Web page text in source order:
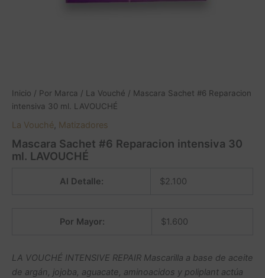
Inicio / Por Marca / La Vouché / Mascara Sachet #6 Reparacion
intensiva 30 ml. LAVOUCHÉ
La Vouché, Matizadores
Mascara Sachet #6 Reparacion intensiva 30
ml. LAVOUCHÉ
Al Detalle: $2.100
Por Mayor: $1.600
LA VOUCHÉ INTENSIVE REPAIR Mascarilla a base de aceite
de argán, jojoba, aguacate, aminoacidos y poliplant actúa